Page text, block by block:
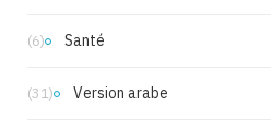
Santé
(6)
Version arabe
(31)